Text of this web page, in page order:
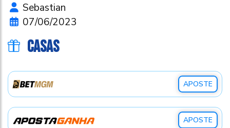
Sebastian
07/06/2023
CASAS
APOSTE
APOSTE